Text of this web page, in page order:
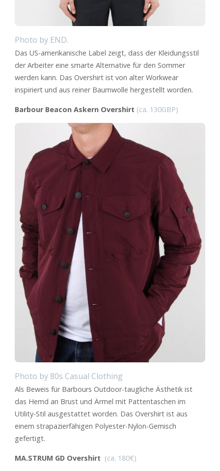
Photo by END.
Das US-amerikanische Label zeigt, dass der Kleidungsstil
der Arbeiter eine smarte Alternative für den Sommer
werden kann. Das Overshirt ist von alter Workwear
inspiriert und aus reiner Baumwolle hergestellt worden.
Barbour Beacon Askern Overshirt (ca. 130GBP)
Photo by 80s Casual Clothing
Als Beweis für Barbours Outdoor-taugliche Ästhetik ist
das Hemd an Brust und Ärmel mit Pattentaschen im
Utility-Stil ausgestattet worden. Das Overshirt ist aus
einem strapazierfähigen Polyester-Nylon-Gemisch
gefertigt.
MA.STRUM GD Overshirt (ca. 180€)